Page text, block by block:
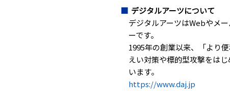
デジタルアーツについて
デジタルアーツはWebやメ
ーです。
1995年の創業以来、「より
えい対策や標的型攻撃をは
います。
https://www.daj.jp